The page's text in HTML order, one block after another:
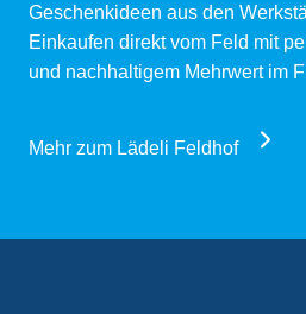
Geschenkideen aus den
Einkaufen direkt vom Feld mit
und nachhaltigem Mehrwert im
Mehr zum Lädeli Feldhof